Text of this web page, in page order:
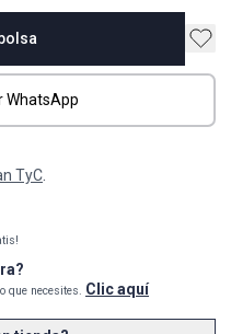
WhatsApp
TyC.
que necesites. Clic aquí